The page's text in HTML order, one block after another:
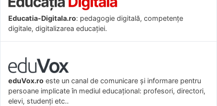
Educatia-Digitala.ro: pedagogie digitală, competențe
digitale, digitalizarea educației.
eduVox.ro este un canal de comunicare și informare pentru
persoane implicate în mediul educațional: profesori, directori,
elevi, studenți etc..